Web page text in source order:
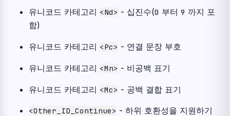
유니코드 카테고리 <Nd> - 십진수(0 부터 9 까지 포
함)
유니코드 카테고리 <Pc> - 연결 문장 부호
유니코드 카테고리 <Mn> - 비공백 표기
유니코드 카테고리 <Mc> - 공백 결합 표기
<Other_ID_Continue> - 하위 호환성을 지원하기